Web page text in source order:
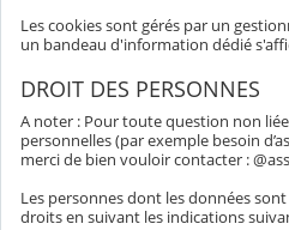
Les cookies sont gérés par un
un bandeau d'information dédié
DROIT DES PERSONNES
A noter : Pour toute question non
personnelles (par exemple besoin
merci de bien vouloir contacter :
Les personnes dont les données
droits en suivant les indications